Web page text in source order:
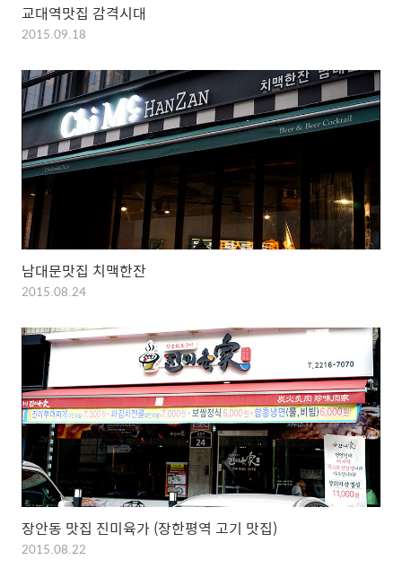
교대역맛집 감격시대
2015.09.18
남대문맛집 치맥한잔
2015.08.24
장안동 맛집 진미육가 (장한평역 고기 맛집)
2015.08.22